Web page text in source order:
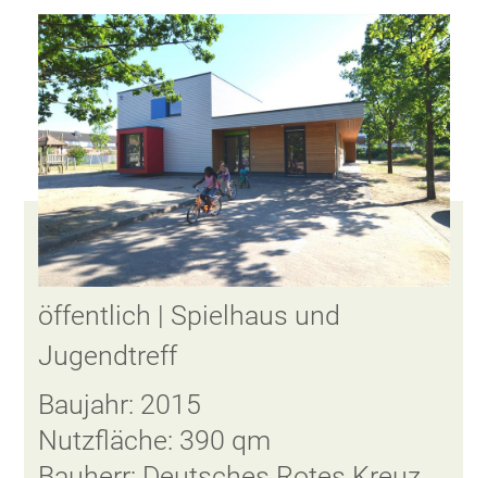
öffentlich | Spielhaus und
Jugendtreff
Baujahr: 2015
Nutzfläche: 390 qm